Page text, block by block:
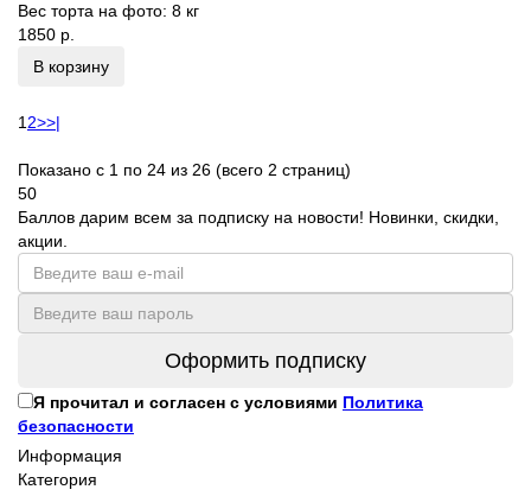
Вес торта на фото: 8 кг
1850 р.
В корзину
12>>|
Показано с 1 по 24 из 26 (всего 2 страниц)
50
Баллов дарим всем за подписку на новости! Новинки, скидки,
акции.
Оформить подписку
Я прочитал и согласен с условиями Политика
безопасности
Информация
Категория